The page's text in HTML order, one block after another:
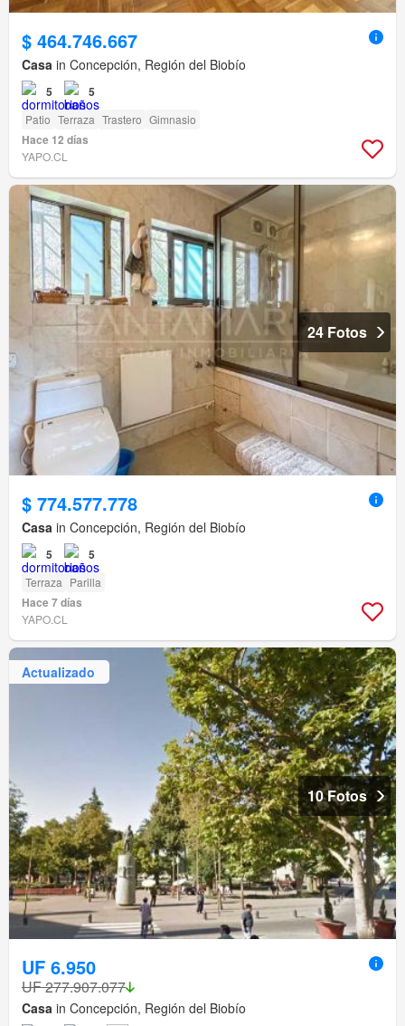
$ 464.746.667
Casa in Concepción, Región del Biobío
5 5
Patio Terraza Trastero Gimnasio
Hace 12 días
YAPO.CL
24 Fotos
$ 774.577.778
Casa in Concepción, Región del Biobío
5 5
Terraza Parilla
Hace 7 días
YAPO.CL
Actualizado
10 Fotos
UF 6.950
UF 277.907.077
Casa in Concepción, Región del Biobío